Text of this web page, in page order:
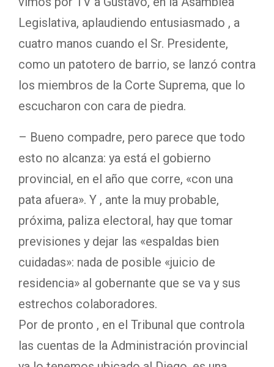
Legislativa, aplaudiendo entusiasmado , a
cuatro manos cuando el Sr. Presidente,
como un patotero de barrio, se lanzó contra
los miembros de la Corte Suprema, que lo
escucharon con cara de piedra.
– Bueno compadre, pero parece que todo
esto no alcanza: ya está el gobierno
provincial, en el año que corre, «con una
pata afuera». Y , ante la muy probable,
próxima, paliza electoral, hay que tomar
previsiones y dejar las «espaldas bien
cuidadas»: nada de posible «juicio de
residencia» al gobernante que se va y sus
estrechos colaboradores.
Por de pronto , en el Tribunal que controla
las cuentas de la Administración provincial